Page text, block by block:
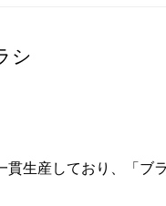
シ
貫生産しており、「ブ